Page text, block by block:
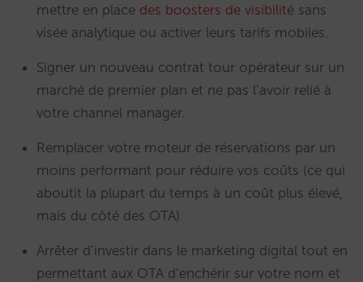
mettre en place des boosters de visibilité sans
visée analytique ou activer leurs tarifs mobiles.
Signer un nouveau contrat tour opérateur sur un
marché de premier plan et ne pas l’avoir relié à
votre channel manager.
Remplacer votre moteur de réservations par un
moins performant pour réduire vos coûts (ce qui
aboutit la plupart du temps à un coût plus élevé,
mais du côté des OTA).
Arrêter d’investir dans le marketing digital tout en
permettant aux OTA d’enchérir sur votre nom et